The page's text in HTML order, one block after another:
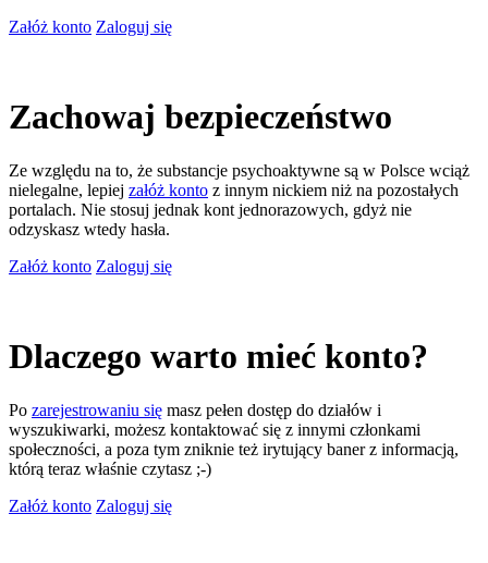
Załóż konto Zaloguj się
Zachowaj bezpieczeństwo
Ze względu na to, że substancje psychoaktywne są w Polsce wciąż
nielegalne, lepiej załóż konto z innym nickiem niż na pozostałych
portalach. Nie stosuj jednak kont jednorazowych, gdyż nie
odzyskasz wtedy hasła.
Załóż konto Zaloguj się
Dlaczego warto mieć konto?
Po zarejestrowaniu się masz pełen dostęp do działów i
wyszukiwarki, możesz kontaktować się z innymi członkami
społeczności, a poza tym zniknie też irytujący baner z informacją,
którą teraz właśnie czytasz ;-)
Załóż konto Zaloguj się